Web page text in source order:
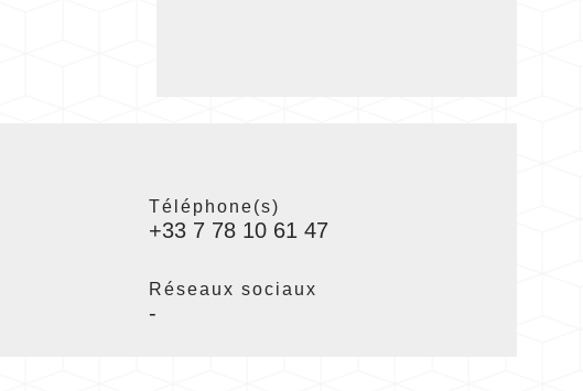
Téléphone(s)
+33 7 78 10 61 47
Réseaux sociaux
-